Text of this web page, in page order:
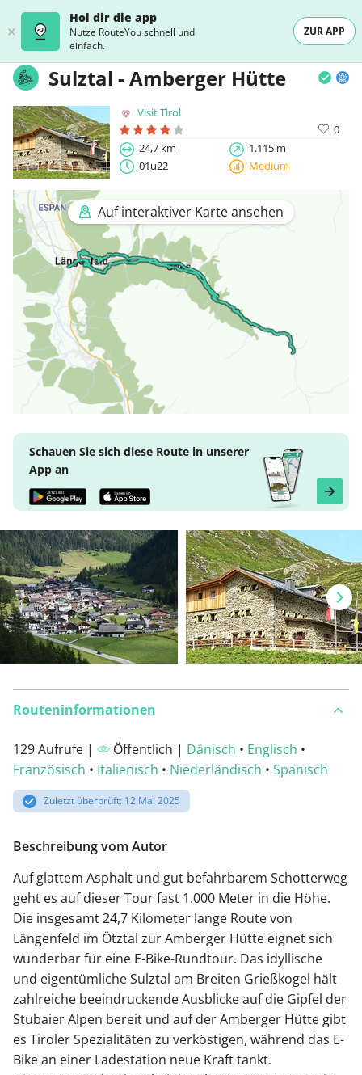
Hol dir die app
Nutze RouteYou schnell und
einfach.
ZUR APP
Sulztal - Amberger Hütte
Visit Tirol
0
24,7 km
1.115 m
01u22
Medium
Auf interaktiver Karte ansehen
Schauen Sie sich diese Route in unserer
App an
Routeninformationen
129 Aufrufe | Öffentlich | Dänisch • Englisch •
Französisch • Italienisch • Niederländisch • Spanisch
Zuletzt überprüft: 12 Mai 2025
Beschreibung vom Autor
Auf glattem Asphalt und gut befahrbarem Schotterweg
geht es auf dieser Tour fast 1.000 Meter in die Höhe.
Die insgesamt 24,7 Kilometer lange Route von
Längenfeld im Ötztal zur Amberger Hütte eignet sich
wunderbar für eine E-Bike-Rundtour. Das idyllische
und eigentümliche Sulztal am Breiten Grießkogel hält
zahlreiche beeindruckende Ausblicke auf die Gipfel der
Stubaier Alpen bereit und auf der Amberger Hütte gibt
es Tiroler Spezialitäten zu verköstigen, während das E-
Bike an einer Ladestation neue Kraft tankt.